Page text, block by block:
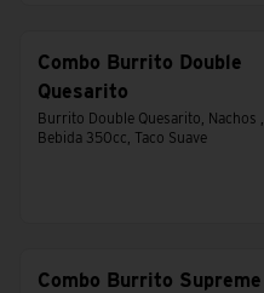
Combo Burrito Double
Quesarito
Burrito Double Quesarito, Nachos ,
Bebida 350cc, Taco Suave
Combo Burrito Supreme